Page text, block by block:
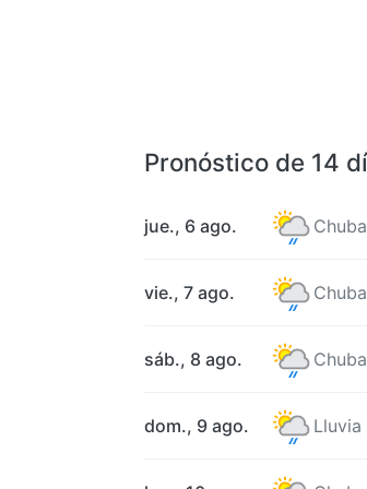
Pronóstico de 14
jue., 6 ago.
vie., 7 ago.
sáb., 8 ago.
dom., 9 ago.